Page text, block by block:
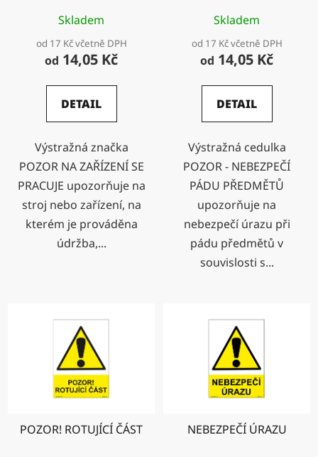
Skladem
od 17 Kč včetně DPH
od 14,05 Kč
DETAIL
Výstražná značka
POZOR NA ZAŘÍZENÍ SE
PRACUJE upozorňuje na
stroj nebo zařízení, na
kterém je prováděna
údržba,...
Skladem
od 17 Kč včetně DPH
od 14,05 Kč
DETAIL
Výstražná cedulka
POZOR - NEBEZPEČÍ
PÁDU PŘEDMĚTŮ
upozorňuje na
nebezpečí úrazu při
pádu předmětů v
souvislosti s...
POZOR! ROTUJÍCÍ ČÁST NEBEZPEČÍ ÚRAZU